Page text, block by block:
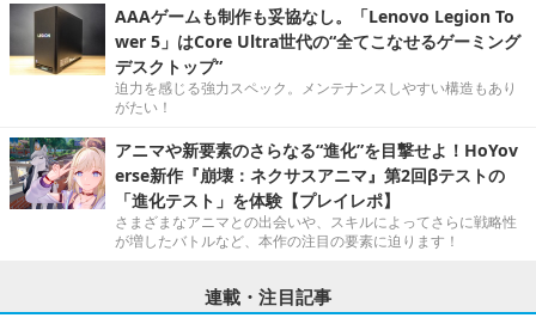
AAAゲームも制作も妥協なし。「Lenovo Legion To
wer 5」はCore Ultra世代の“全てこなせるゲーミング
デスクトップ”
迫力を感じる強力スペック。メンテナンスしやすい構造もあり
がたい！
アニマや新要素のさらなる“進化”を目撃せよ！HoYov
erse新作『崩壊：ネクサスアニマ』第2回βテストの
「進化テスト」を体験【プレイレポ】
さまざまなアニマとの出会いや、スキルによってさらに戦略性
が増したバトルなど、本作の注目の要素に迫ります！
連載・注目記事